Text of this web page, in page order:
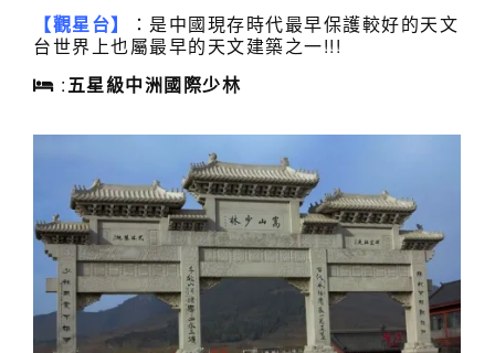
【觀星台】
：是中國現存時代最早保護較好的天文
台世界上也屬最早的天文建築之一!!!
:五星級中洲國際少林